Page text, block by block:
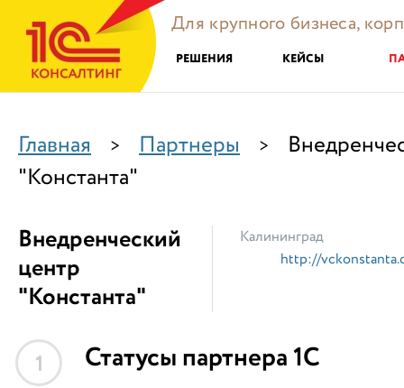
Для крупного бизнеса,
РЕШЕНИЯ КЕЙСЫ
Главная > Партнеры >
"Константа"
Внедренческий
центр
"Константа"
Калининград
http://
1 Статусы партнера 1С